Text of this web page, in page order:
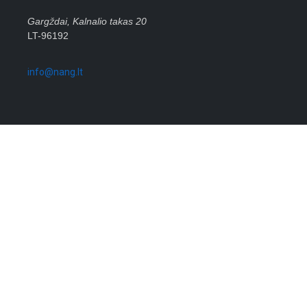
Gargždai, Kalnalio takas 20
LT-96192
info@nang.lt